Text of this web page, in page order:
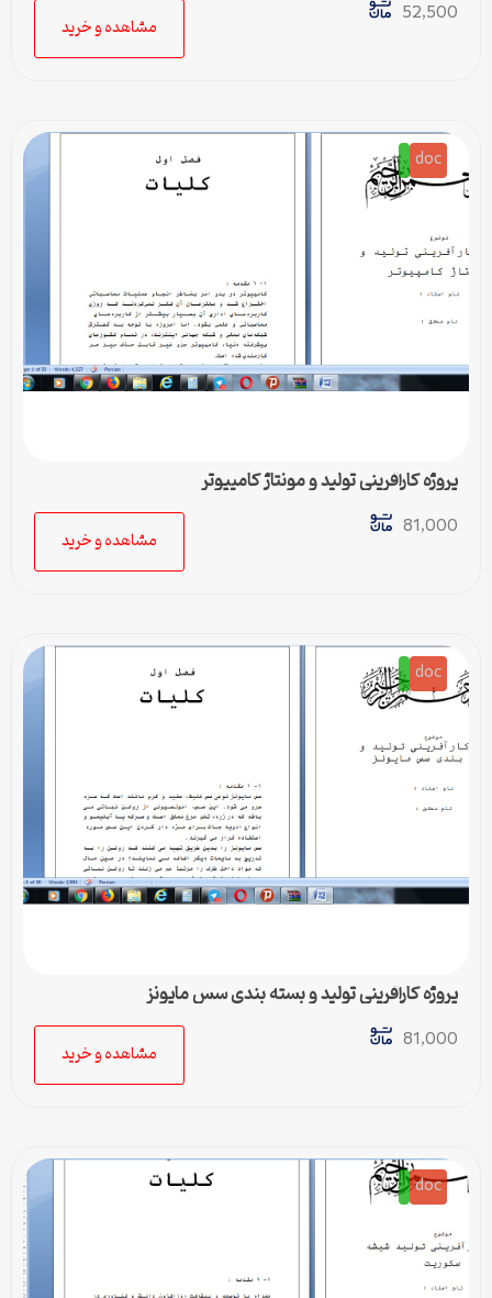
52,500
مشاهده و خرید
doc
پروژه کارآفرینی تولید و مونتاژ کامپیوتر
81,000
مشاهده و خرید
doc
پروژه کارآفرینی تولید و بسته بندی سس مایونز
81,000
مشاهده و خرید
doc